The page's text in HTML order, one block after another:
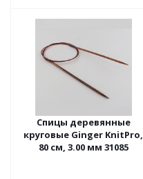
Спицы деревянные
круговые Ginger KnitPro,
80 см, 3.00 мм 31085